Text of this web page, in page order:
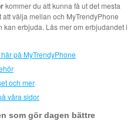
kommer du att kunna få ut det mesta
välja mellan och MyTrendyPhone
erbjuda. Läs mer om erbjudandet i
på MyTrendyPhone
och mer
våra sidor
som gör dagen bättre